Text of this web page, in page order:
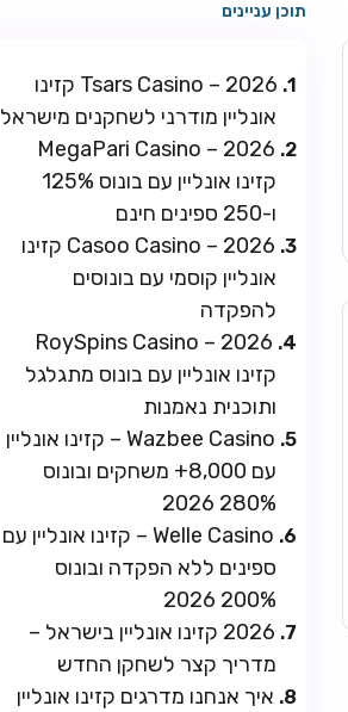
תוכן עניינים
Tsars Casino – 2026 קזינו
אונליין מודרני לשחקנים מישראל
MegaPari Casino – 2026
קזינו אונליין עם בונוס 125%
ו-250 ספינים חינם
Casoo Casino – 2026 קזינו
אונליין קוסמי עם בונוסים
להפקדה
RoySpins Casino – 2026
קזינו אונליין עם בונוס מתגלגל
ותוכנית נאמנות
Wazbee Casino – קזינו אונליין
עם 8,000+ משחקים ובונוס
280% 2026
Welle Casino – קזינו אונליין עם
ספינים ללא הפקדה ובונוס
200% 2026
2026 קזינו אונליין בישראל –
מדריך קצר לשחקן החדש
איך אנחנו מדרגים קזינו אונליין